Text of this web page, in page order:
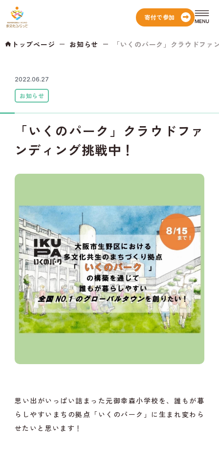
寄付で参加
トップページ お知らせ 「いくのパーク」クラウドファ
2022.06.27
お知らせ
「いくのパーク」クラウドファ
ンディング挑戦中！
思い出がいっぱい詰まった元御幸森小学校を、誰もが暮
らしやすいまちの拠点「いくのパーク」に生まれ変わら
せたいと思います！